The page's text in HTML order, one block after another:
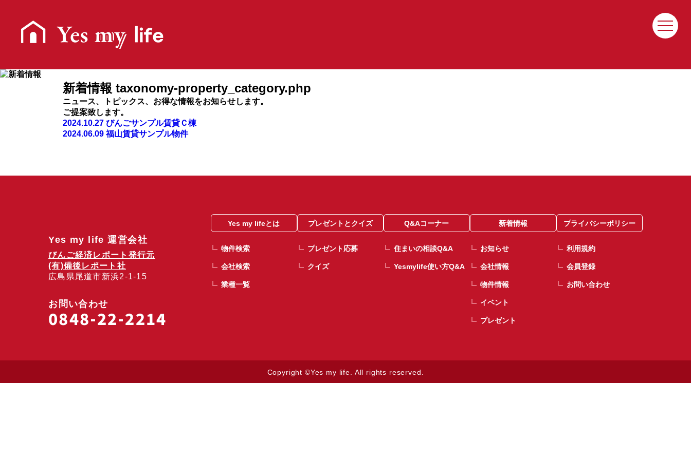
Yesmylifeとは
会員登録 ログイン
新着情報 taxonomy-property_category.php
ニュース、トピックス、お得な情報をお知らせします。
ご提案致します。
2024.10.27 びんごサンプル賃貸Ｃ棟
2024.06.09 福山賃貸サンプル物件
Yes my life 運営会社
びんご経済レポート発行元
(有)備後レポート社
広島県尾道市新浜2-1-15
お問い合わせ
0848-22-2214
Yes my lifeとは
物件検索
会社検索
業種一覧
プレゼントとクイズ
プレゼント応募
クイズ
Q&Aコーナー
住まいの相談Q&A
Yesmylife使い方Q&A
新着情報
お知らせ
会社情報
物件情報
イベント
プレゼント
プライバシーポリシー
利用規約
会員登録
お問い合わせ
Copyright ©Yes my life. All rights reserved.